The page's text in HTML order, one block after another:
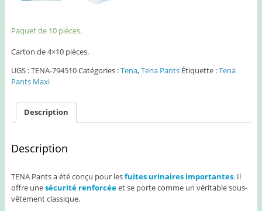
Paquet de 10 pièces.
Carton de 4×10 pièces.
UGS :TENA-794510Catégories :Tena,Tena Pants Étiquette :Tena
Pants Maxi
Description
Description
TENA Pants a été conçu pour lesfuites urinaires importantes. Il
offre unesécurité renforcéeet se porte comme un véritable sous-
vêtement classique.